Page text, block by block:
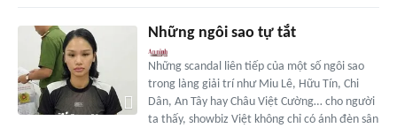
Những ngôi sao tự tắt
Những scandal liên tiếp của một số ngôi sao
trong làng giải trí như Miu Lê, Hữu Tín, Chi
Dân, An Tây hay Châu Việt Cường… cho người
ta thấy, showbiz Việt không chỉ có ánh đèn sân